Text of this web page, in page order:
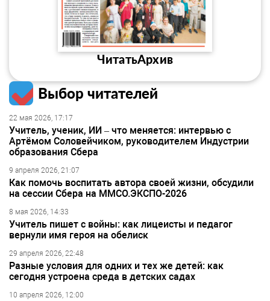
ЧитатьАрхив
Выбор читателей
22 мая 2026, 17:17
Учитель, ученик, ИИ – что меняется: интервью с
Артёмом Соловейчиком, руководителем Индустрии
образования Сбера
9 апреля 2026, 21:07
Как помочь воспитать автора своей жизни, обсудили
на сессии Сбера на ММСО.ЭКСПО-2026
8 мая 2026, 14:33
Учитель пишет с войны: как лицеисты и педагог
вернули имя героя на обелиск
29 апреля 2026, 22:48
Разные условия для одних и тех же детей: как
сегодня устроена среда в детских садах
10 апреля 2026, 12:00